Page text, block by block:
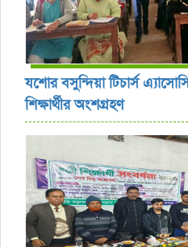
যশোর বসুন্দিয়া টিচার্স
শিক্ষার্থীর অংশগ্রহণ